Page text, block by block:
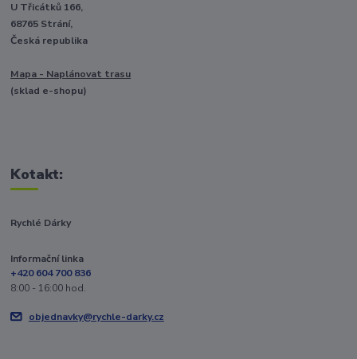
U Třicátků 166,
68765 Strání,
Česká republika
Mapa - Naplánovat trasu
(sklad e-shopu)
Kotakt:
Rychlé Dárky
Informační linka
+420 604 700 836
8:00 - 16:00 hod.
objednavky@rychle-darky.cz